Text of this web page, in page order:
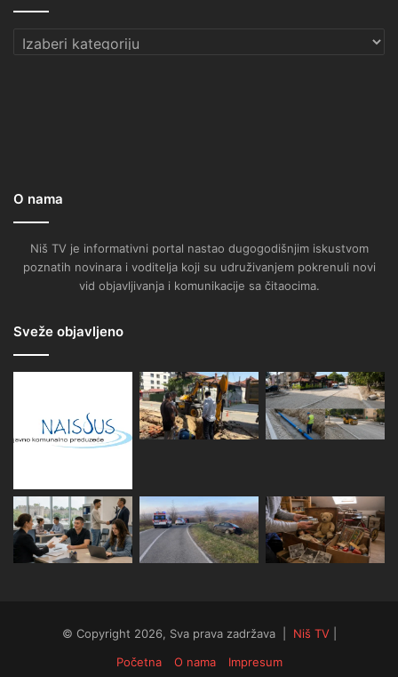
Kategorije
O nama
Niš TV je informativni portal nastao dugogodišnjim iskustvom
poznatih novinara i voditelja koji su udruživanjem pokrenuli novi
vid objavljivanja i komunikacije sa čitaocima.
Sveže objavljeno
© Copyright 2026, Sva prava zadržava | Niš TV|
Početna
O nama Impresum